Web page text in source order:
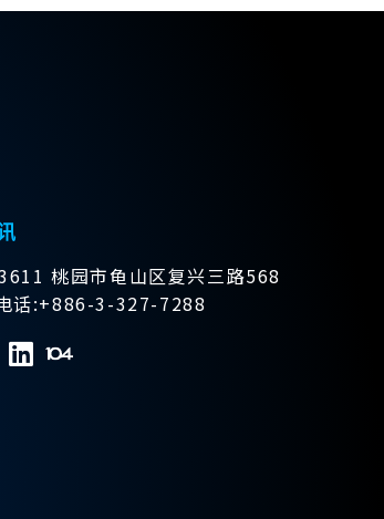
桃园市龟山区复兴三路568
话:+886-3-327-7288